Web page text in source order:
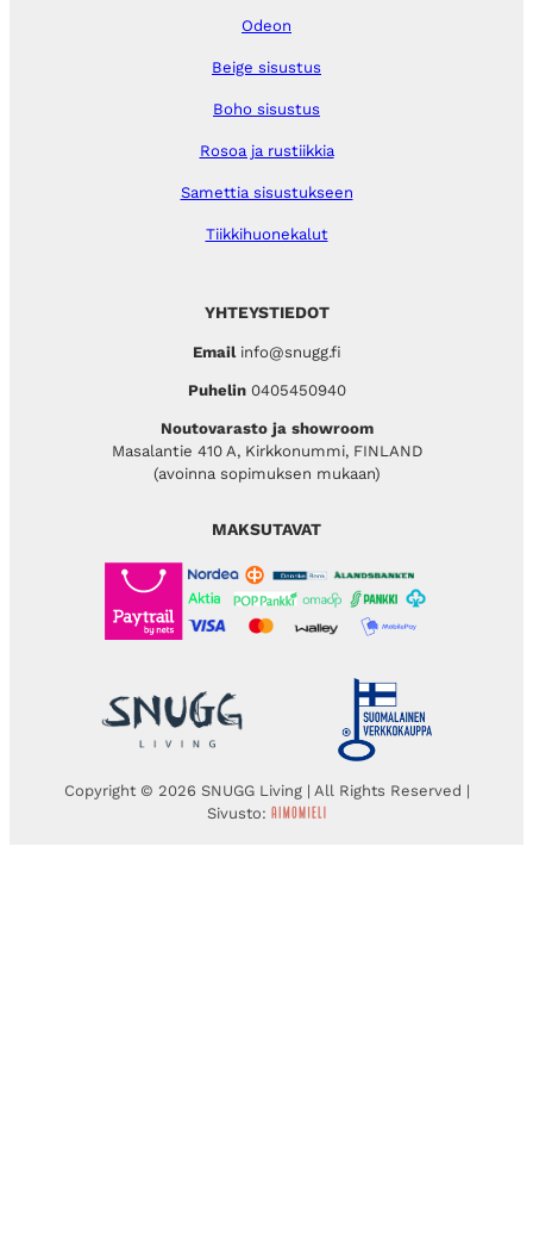
YHTEYSTIEDOT
Emailinfo@snugg.fi
Puhelin 0405450940
Noutovarasto ja showroom
Masalantie 410 A, Kirkkonummi, FINLAND
(avoinna sopimuksen mukaan)
Odeon
Beige sisustus
Boho sisustus
Rosoa ja rustiikkia
Samettia sisustukseen
Tiikkihuonekalut
MAKSUTAVAT
Copyright © 2026 SNUGG Living | All Rights Reserved |
Sivusto: